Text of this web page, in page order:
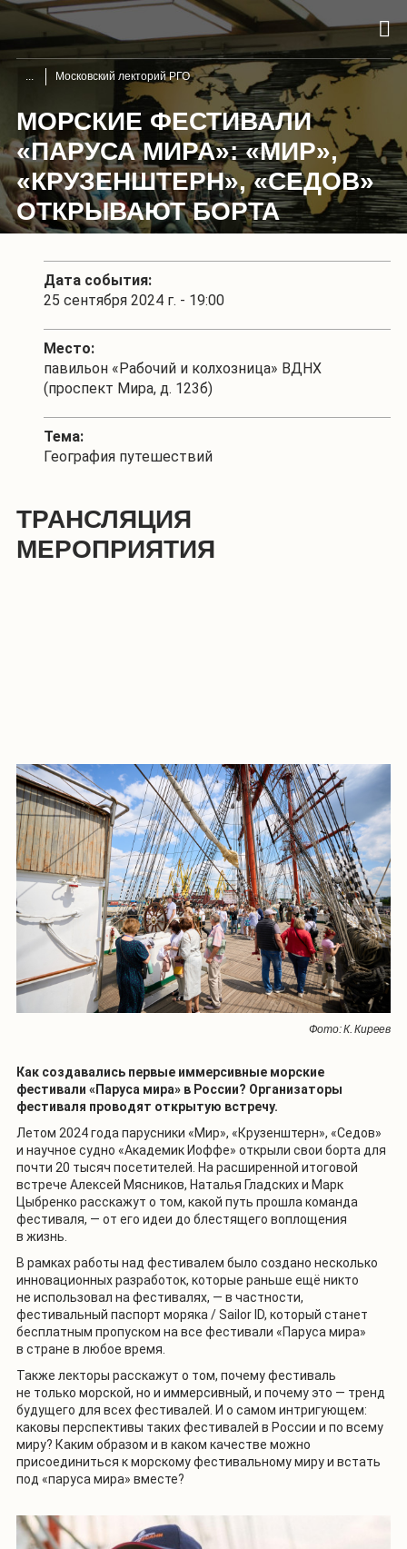
Московский лекторий РГО
МОРСКИЕ ФЕСТИВАЛИ
«ПАРУСА МИРА»: «МИР»,
«КРУЗЕНШТЕРН», «СЕДОВ»
ОТКРЫВАЮТ БОРТА
Дата события:
25 сентября 2024 г. - 19:00
Место:
павильон «Рабочий и колхозница» ВДНХ
(проспект Мира, д. 123б)
Тема:
География путешествий
ТРАНСЛЯЦИЯ
МЕРОПРИЯТИЯ
Фото: К. Киреев
Как создавались первые иммерсивные морские
фестивали «Паруса мира» в России? Организаторы
фестиваля проводят открытую встречу.
Летом 2024 года парусники «Мир», «Крузенштерн», «Седов»
и научное судно «Академик Иоффе» открыли свои борта для
почти 20 тысяч посетителей. На расширенной итоговой
встрече Алексей Мясников, Наталья Гладских и Марк
Цыбренко расскажут о том, какой путь прошла команда
фестиваля, — от его идеи до блестящего воплощения
в жизнь.
В рамках работы над фестивалем было создано несколько
инновационных разработок, которые раньше ещё никто
не использовал на фестивалях, — в частности,
фестивальный паспорт моряка / Sailor ID, который станет
бесплатным пропуском на все фестивали «Паруса мира»
в стране в любое время.
Также лекторы расскажут о том, почему фестиваль
не только морской, но и иммерсивный, и почему это — тренд
будущего для всех фестивалей. И о самом интригующем:
каковы перспективы таких фестивалей в России и по всему
миру? Каким образом и в каком качестве можно
присоединиться к морскому фестивальному миру и встать
под «паруса мира» вместе?